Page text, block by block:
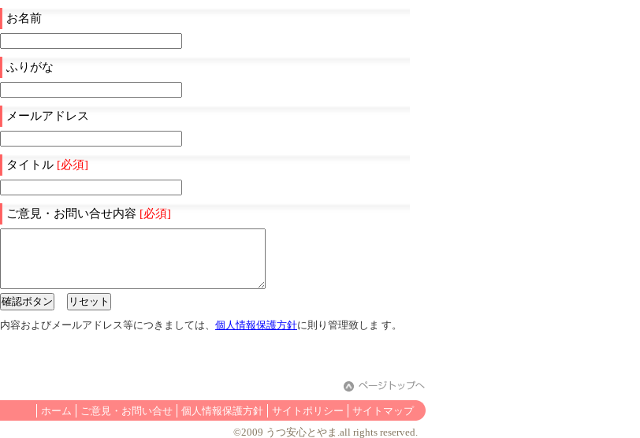
お名前
ふりがな
メールアドレス
タイトル [必須]
ご意見・お問い合せ内容 [必須]
内容およびメールアドレス等につきましては、 個人情報保護方針に則り管理致しま す。
ホーム ご意見・お問い合せ 個人情報保護方針 サイトポリシー
サイトマップ
©2009 うつ安心とやま.all rights reserved.